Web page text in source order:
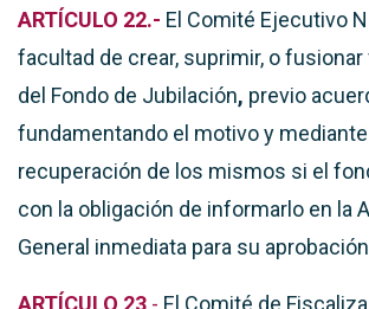
ARTÍCULO 22.- El Comité Ejecutivo
facultad de crear, suprimir, o
del Fondo de Jubilación, previo
fundamentando el motivo y
recuperación de los mismos si el
con la obligación de informarlo en la
General inmediata para su
ARTÍCULO 23 .- El Comité de